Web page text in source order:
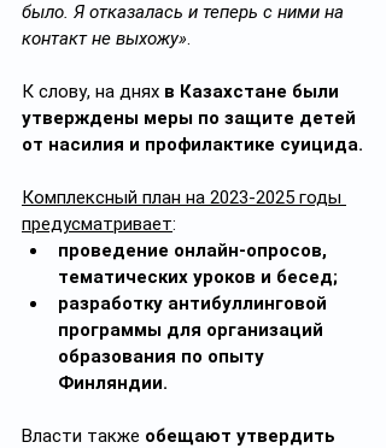
было. Я отказалась и теперь с ними на
контакт не выхожу».
К слову, на днях в Казахстане были
утверждены меры по защите детей
от насилия и профилактике суицида.
Комплексный план на 2023-2025 годы
предусматривает:
проведение онлайн-опросов,
тематических уроков и бесед;
разработку антибуллинговой
программы для организаций
образования по опыту
Финляндии.
Власти также обещают утвердить